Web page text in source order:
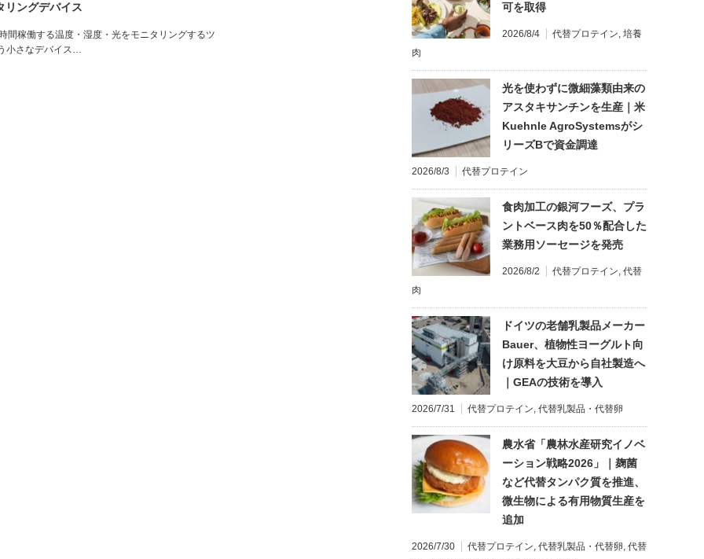
リングデバイス
間稼働する温度・湿度・光をモニタリングするツ
小さなデバイス…
可を取得
2026/8/4 代替プロテイン, 培養
肉
光を使わずに微細藻類由来の
アスタキサンチンを生産｜米
Kuehnle AgroSystemsがシ
リーズBで資金調達
2026/8/3 代替プロテイン
食肉加工の銀河フーズ、プラ
ントベース肉を50％配合した
業務用ソーセージを発売
2026/8/2 代替プロテイン, 代替
肉
ドイツの老舗乳製品メーカー
Bauer、植物性ヨーグルト向
け原料を大豆から自社製造へ
｜GEAの技術を導入
2026/7/31 代替プロテイン, 代替乳製品・代替卵
農水省「農林水産研究イノベ
ーション戦略2026」｜麹菌
など代替タンパク質を推進、
微生物による有用物質生産を
追加
2026/7/30 代替プロテイン, 代替乳製品・代替卵, 代替